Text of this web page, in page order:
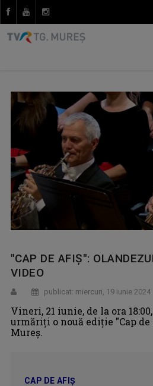
"CAP DE AFIȘ":
VIDEO
publicat: miercuri, 19 iunie 2024
Vineri, 21 iunie, de la ora
urmăriți o nouă ediție "Cap de
Mureș.
CAP DE AFIȘ